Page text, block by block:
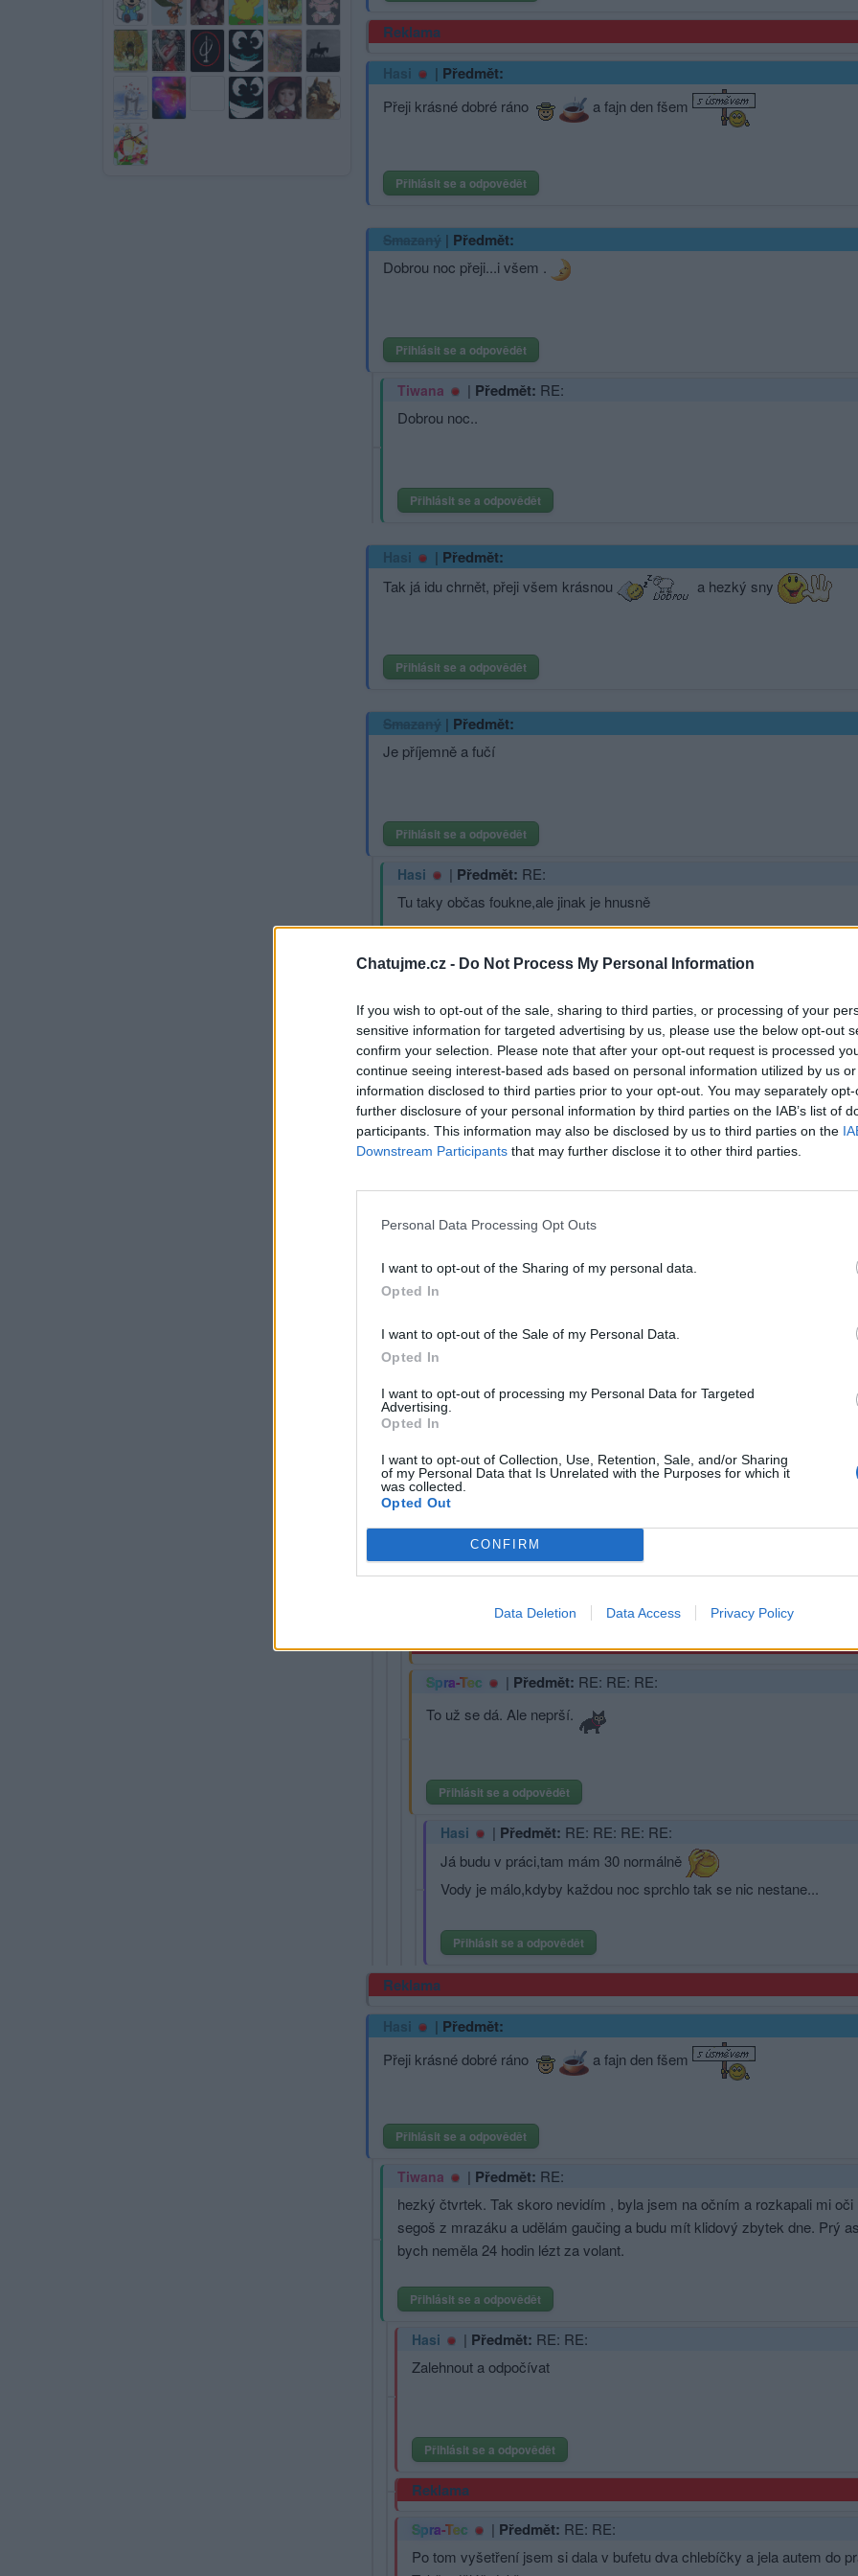
Chatujme.cz - Do Not Process My Personal Information
If you wish to opt-out of the sale, sharing to third parties, or processing of your
sensitive information for targeted advertising by us, please use the below opt-out
confirm your selection. Please note that after your opt-out request is processed
continue seeing interest-based ads based on personal information utilized by us
information disclosed to third parties prior to your opt-out. You may separately
further disclosure of your personal information by third parties on the IAB’s list of
participants. This information may also be disclosed by us to third parties on the
Downstream Participants that may further disclose it to other third parties.
Personal Data Processing Opt Outs
I want to opt-out of the Sharing of my personal data.
Opted In
I want to opt-out of the Sale of my Personal Data.
Opted In
I want to opt-out of processing my Personal Data for Targeted
Advertising.
Opted In
I want to opt-out of Collection, Use, Retention, Sale, and/or Sharing
of my Personal Data that Is Unrelated with the Purposes for which it
was collected.
Opted Out
CONFIRM
Data Deletion Data Access Privacy Policy
Reklama
Hasi | Předmět:
Přeji krásné dobré ráno a fajn den fšem
Přihlásit se a odpovědět
Smazaný | Předmět:
Dobrou noc přeji...i všem .
Přihlásit se a odpovědět
Tiwana | Předmět: RE:
Dobrou noc..
Přihlásit se a odpovědět
Hasi | Předmět:
Tak já idu chrnět, přeji všem krásnou a hezký sny
Přihlásit se a odpovědět
Smazaný | Předmět:
Je příjemně a fučí
Přihlásit se a odpovědět
Hasi | Předmět: RE:
Tu taky občas foukne,ale jinak je hnusně
Smazaný| Předmět: RE: RE:
Kde je tak teplo?
Přihlásit se a odpovědět
Hasi |Předmět:
Taky je u vás takovej hic?
Přihlásit se a odpovědět
Spra-Tec |Předmět: RE:
Přihlásit se a odpovědět
Hasi |
Spra-Tec | Předmět: RE: RE: RE:
To už se dá. Ale neprší.
Přihlásit se a odpovědět
Hasi | Předmět: RE: RE: RE: RE:
Já budu v práci,tam mám 30 normálně
Vody je málo,kdyby každou noc sprchlo tak se nic nestane...
Přihlásit se a odpovědět
Reklama
Hasi | Předmět:
Přeji krásné dobré ráno a fajn den fšem
Přihlásit se a odpovědět
Tiwana | Předmět: RE:
hezký čtvrtek. Tak skoro nevidím , byla jsem na očním a rozkapali mi
segoš z mrazáku a udělám gaučing a budu mít klidový zbytek dne. Prý
bych neměla 24 hodin lézt za volant.
Přihlásit se a odpovědět
Hasi | Předmět: RE: RE:
Zalehnout a odpočívat
Přihlásit se a odpovědět
Reklama
Spra-Tec | Předmět: RE: RE:
Po tom vyšetření jsem si dala v bufetu dva chlebíčky a jela autem do